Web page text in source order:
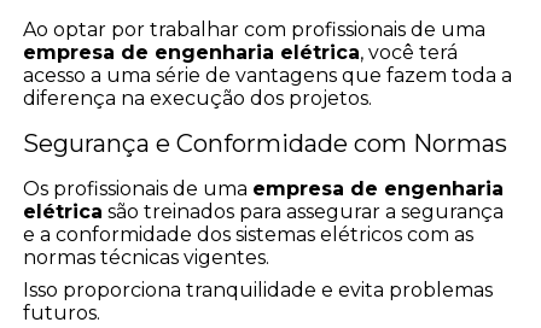
Ao optar por trabalhar com profissionais de uma
empresa de engenharia elétrica, você terá
acesso a uma série de vantagens que fazem toda a
diferença na execução dos projetos.
Segurança e Conformidade com Normas
Os profissionais de uma empresa de engenharia
elétrica são treinados para assegurar a segurança
e a conformidade dos sistemas elétricos com as
normas técnicas vigentes.
Isso proporciona tranquilidade e evita problemas
futuros.